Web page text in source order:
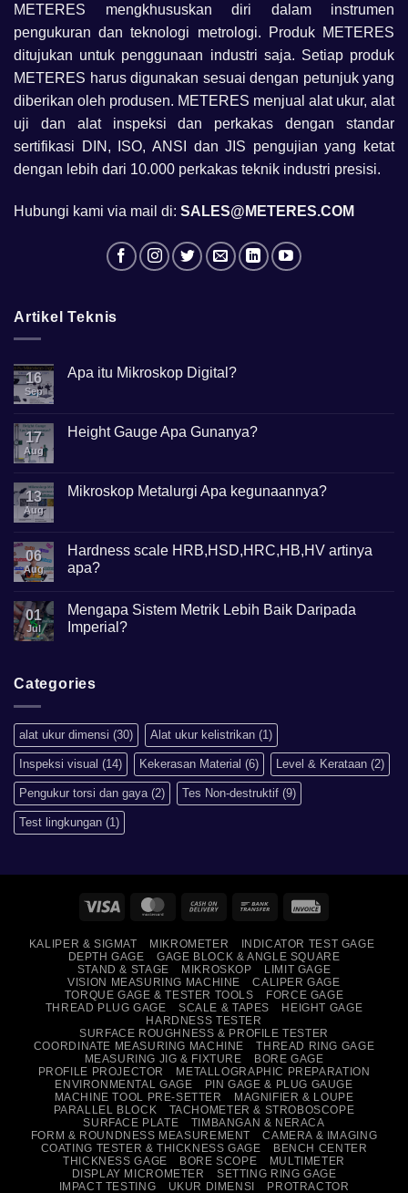
METERES mengkhususkan diri dalam instrumen
pengukuran dan teknologi metrologi. Produk METERES
ditujukan untuk penggunaan industri saja. Setiap produk
METERES harus digunakan sesuai dengan petunjuk yang
diberikan oleh produsen. METERES menjual alat ukur, alat
uji dan alat inspeksi dan perkakas dengan standar
sertifikasi DIN, ISO, ANSI dan JIS pengujian yang ketat
dengan lebih dari 10.000 perkakas teknik industri presisi.
Hubungi kami via mail di: SALES@METERES.COM
Artikel Teknis
16
Sep
Apa itu Mikroskop Digital?
Apa
itu
17
Aug
Height Gauge Apa Gunanya?
Height
Gauge
13
Aug
Mikroskop Metalurgi Apa kegunaannya?
Mikroskop
Metalurgi
Apa
06
Aug
Hardness scale HRB,HSD,HRC,HB,HV artinya
apa?
on
Hardness
scale
01
Jul
Mengapa Sistem Metrik Lebih Baik Daripada
Imperial?
Mengapa
Baik
Daripada
Imperial?
Categories
alat ukur dimensi (30) Alat ukur kelistrikan (1)
Inspeksi visual (14) Kekerasan Material (6) Level & Kerataan (2)
Pengukur torsi dan gaya (2) Tes Non-destruktif (9)
Test lingkungan (1)
Visa MasterCardCash
Delivery
Bank
KALIPER & SIGMAT MIKROMETER
INDICATOR TEST GAGE
DEPTH GAGE
GAGE BLOCK & ANGLE SQUARE
STAND & STAGE
MIKROSKOP
LIMIT GAGE
VISION MEASURING MACHINE
CALIPER GAGE
TORQUE GAGE & TESTER TOOLS
FORCE GAGE
THREAD PLUG GAGE
SCALE & TAPES
HEIGHT GAGE
HARDNESS TESTER
SURFACE ROUGHNESS & PROFILE TESTER
COORDINATE MEASURING MACHINE
THREAD RING GAGE
MEASURING JIG & FIXTURE
BORE GAGE
PROFILE PROJECTOR
METALLOGRAPHIC PREPARATION
ENVIRONMENTAL GAGE
PIN GAGE & PLUG GAUGE
MACHINE TOOL PRE-SETTER
MAGNIFIER & LOUPE
PARALLEL BLOCK
TACHOMETER & STROBOSCOPE
SURFACE PLATE
TIMBANGAN & NERACA
FORM & ROUNDNESS MEASUREMENT
CAMERA & IMAGING
COATING TESTER & THICKNESS GAGE
BENCH CENTER
THICKNESS GAGE
BORE SCOPE
MULTIMETER
DISPLAY MICROMETER
SETTING RING GAGE
IMPACT TESTING
UKUR DIMENSI
PROTRACTOR